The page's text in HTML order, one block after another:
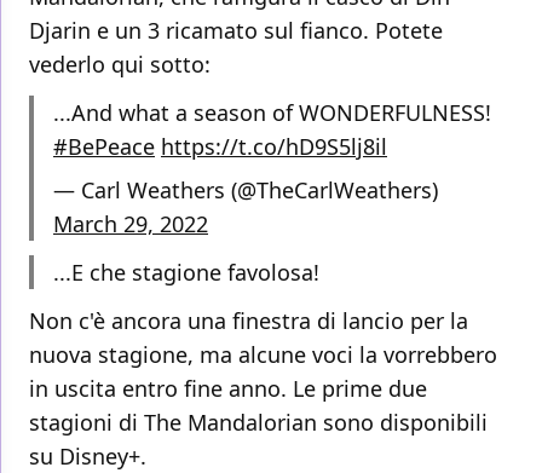
Djarin e un 3 ricamato sul fianco. Potete
vederlo qui sotto:
...And what a season of WONDERFULNESS!
#BePeace https://t.co/hD9S5lj8il
— Carl Weathers (@TheCarlWeathers)
March 29, 2022
...E che stagione favolosa!
Non c'è ancora una finestra di lancio per la
nuova stagione, ma alcune voci la vorrebbero
in uscita entro fine anno. Le prime due
stagioni di The Mandalorian sono disponibili
su Disney+.